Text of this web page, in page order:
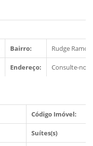
Bairro: Rudge Ramos
Endereço: Consulte-nos
Código Imóvel:
Suítes(s)